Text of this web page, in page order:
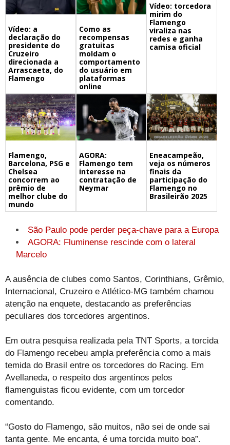
Vídeo: a
declaração do
presidente do
Cruzeiro
direcionada a
Arrascaeta, do
Flamengo
Como as
recompensas
gratuitas
moldam o
comportamento
do usuário em
plataformas
online
Vídeo: torcedora
mirim do
Flamengo
viraliza nas
redes e ganha
camisa oficial
Flamengo,
Barcelona, PSG e
Chelsea
concorrem ao
prêmio de
melhor clube do
mundo
AGORA:
Flamengo tem
interesse na
contratação de
Neymar
Eneacampeão,
veja os números
finais da
participação do
Flamengo no
Brasileirão 2025
São Paulo pode perder peça-chave para a Europa
AGORA: Fluminense rescinde com o lateral
Marcelo
A ausência de clubes como Santos, Corinthians, Grêmio,
Internacional, Cruzeiro e Atlético-MG também chamou
atenção na enquete, destacando as preferências
peculiares dos torcedores argentinos.
Em outra pesquisa realizada pela TNT Sports, a torcida
do Flamengo recebeu ampla preferência como a mais
temida do Brasil entre os torcedores do Racing. Em
Avellaneda, o respeito dos argentinos pelos
flamenguistas ficou evidente, com um torcedor
comentando.
“Gosto do Flamengo, são muitos, não sei de onde sai
tanta gente. Me encanta, é uma torcida muito boa”.